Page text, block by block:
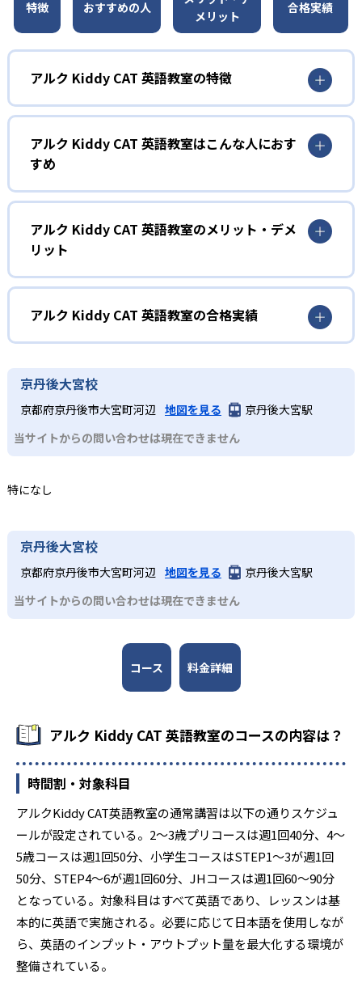
特徴 おすすめの人
メリット
合格実績
アルク Kiddy CAT 英語教室の特徴
1
オリジナリティあふれるレッスン
レッスンはアルク独自の要素が盛り込まれた、楽しいアク
ティビティで構成される。顧客満足度95%を誇る講師陣の
工夫が行き届いた指導により、子どもたちは飽きることな
く英語に親しみ、自然に発話する力を伸ばす。講師オリジ
ナルの演出や年齢に応じたアレンジを随所に取り入れ、学
習意欲を高める仕掛けが豊富に用意されている。
2歳から中学生までの発達段階に応じたカリキ
ュラム
2～3歳向けのプリコースから中学生コースまで、年齢や発
達ステージに合わせた学習目標と学びの流れを設定。未就
学児の敏感期に合わせた「よく聞く」→「声に出す」
→「自分のことを話す」の3ステップや、小学生のフォニッ
クス（アルファベットの文字を音声化する方法）指導、中
学生のタスクベース学習（実用的なテーマや課題に取り組
むことで、外国語のコミュニケーション能力を上げる教育
の英語4技能をバランスよく育成する設計となっている。
アルクの50年以上にわたる教材開発のノウハウを結集した
オリジナル教材を使用。DVDやペン型学習ツール、ワーク
総合的にカバーし、実践的な英語運用能力を養成する。教
材は年齢・学年別に最適化されており、家庭学習との連携
もスムーズに行える構成となっている。
アルク Kiddy CAT 英語教室はこんな人におす
すめ
1
2～3歳児（プリコース）
プリコースは2～3歳児を対象とした親子参加型レッスン。
親子で一緒にDVD『アルクのabc』を見ながら英語の歌やア
ニメを体験し、アクティビティやゲームを通じて英語の音
やリズムに親しむ。週1回40分という短時間ながら集中して
学べる仕組みとなっており、親子のコミュニケーションを
深めながら英語感覚を養う。
2
聞く」→「声に出す」→「自分のことを話す」の3ステップ
を通じてセンテンス（1文程度）での表現力を習得。週1回
し、家庭学習も促進する。小学生コースへの橋渡しとなる
小学生～中学生（JHコース）
小学生低学年のSTEP1～3は週1回50分、高学年のSTEP4～
もがまねをしながら英語を話す指導法）を取り入れた会話
力強化を実施。JHコースは中学1～2年生向けに週1回60～
90分で文法定着とタスクベース学習を両立し、コミュニケ
すいカリキュラム構成となっている。
アルク Kiddy CAT 英語教室のメリット・デメ
リット
どんなメリットがある?
アルクKiddy CAT英語教室の最大のメリットは、年齢・発達
段階に応じた豊富なコース体系と独自開発教材により、段
階的かつ総合的に「聞く」「話す」「読む」「書く」の英
語4技能を伸ばせる点である。英語のプロが監修したオリジ
ナル教材や「音が出るペン」、「CLIL」（英語の4技能を高
める教育方法）など多彩な学習ツールを活用し、楽しみな
がら実践的な英語運用力を身につけられる。全国に展開す
る教室網があり、無料体験レッスンや地域に適したサポー
トを受けられる。少人数制グループレッスンで一人ひとり
デメリットとしては、教室によって開講コースやレッスン
時間、月謝や入会金が異なるため、希望するコースが近隣
で受講できない場合がある点である。また、教材費や年間
プランに一定の費用負担が生じるほか、週1回のペースで学
ぶ形式のため、学習量を確保するには家庭での追加学習が
必要なこともある。さらに、グループレッスンのため、個
合には別途オプションを検討する必要がある。
アルク Kiddy CAT 英語教室の合格実績
アルクKiddy CAT英語教室は合格実績を公式サイトで公開し
京丹後大宮校
京都府京丹後市大宮町河辺 地図を見る
京丹後大宮駅
当サイトからの問い合わせは現在できません
特になし
京丹後大宮校
京都府京丹後市大宮町河辺 地図を見る
京丹後大宮駅
当サイトからの問い合わせは現在できません
コース 料金詳細
アルク Kiddy CAT 英語教室のコースの内容は？
時間割・対象科目
アルクKiddy CAT英語教室の通常講習は以下の通りスケジュ
ールが設定されている。2～3歳プリコースは週1回40分、4～
5歳コースは週1回50分、小学生コースはSTEP1～3が週1回
50分、STEP4～6が週1回60分、JHコースは週1回60～90分
となっている。対象科目はすべて英語であり、レッスンは基
本的に英語で実施される。必要に応じて日本語を使用しなが
ら、英語のインプット・アウトプット量を最大化する環境が
整備されている。